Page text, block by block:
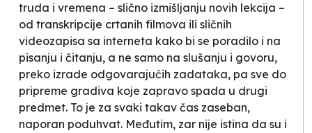
truda i vremena – slično izmišljanju novih lekcija –
od transkripcije crtanih filmova ili sličnih
videozapisa sa interneta kako bi se poradilo i na
pisanju i čitanju, a ne samo na slušanju i govoru,
preko izrade odgovarajućih zadataka, pa sve do
pripreme gradiva koje zapravo spada u drugi
predmet. To je za svaki takav čas zaseban,
naporan poduhvat. Međutim, zar nije istina da su i